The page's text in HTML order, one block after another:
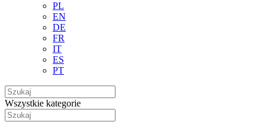
PL
EN
DE
FR
IT
ES
PT
Wszystkie kategorie